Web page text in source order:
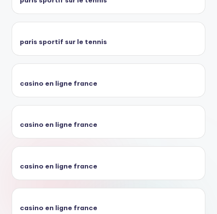
paris sportif sur le tennis
casino en ligne france
casino en ligne france
casino en ligne france
casino en ligne france